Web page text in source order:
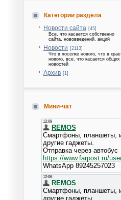
Категории раздела
Новости сайта [45]
Все, что касается собственно
сайта, нововведений, акций
Новости [2113]
Что в поселке нового, что в крае
нового, все, что касается общих
новостей
Архив [1]
Мини-чат